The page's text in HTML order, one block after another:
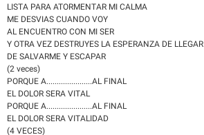
LISTA PARA ATORMENTAR MI CALMA
ME DESVIAS CUANDO VOY
AL ENCUENTRO CON MI SER
Y OTRA VEZ DESTRUYES LA ESPERANZA DE LLEGAR
DE SALVARME Y ESCAPAR
(2 veces)
PORQUE A......................AL FINAL
EL DOLOR SERA VITAL
PORQUE A......................AL FINAL
EL DOLOR SERA VITALIDAD
(4 VECES)